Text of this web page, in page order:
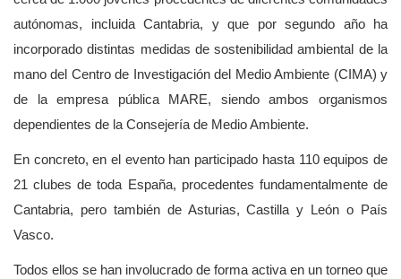
autónomas, incluida Cantabria, y que por segundo año ha
incorporado distintas medidas de sostenibilidad ambiental de la
mano del Centro de Investigación del Medio Ambiente (CIMA) y
de la empresa pública MARE, siendo ambos organismos
dependientes de la Consejería de Medio Ambiente.
En concreto, en el evento han participado hasta 110 equipos de
21 clubes de toda España, procedentes fundamentalmente de
Cantabria, pero también de Asturias, Castilla y León o País
Vasco.
Todos ellos se han involucrado de forma activa en un torneo que